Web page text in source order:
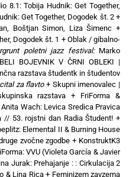
8.1: Tobija Hudnik: Get Together,
Get Together, Dogodek št. 2+
Boštjan Simon, Liza Šimenc +
Dogodek št. 1 + Oblak / gibalno-
poletni jazz festival:Marko
BOJEVNIK V ČRNI OBLEKI |
razstava študentk in študentov
za flavto+ Skupni imenovalec |
razstava + FriForma &
Anita Wach: Levica Sredica Pravica
// 53. rojstni dan Radia Študent! +
Elemental II & Burning House
zvočne zgodbe + KonstruktK3
VVU (Violeta García & Javier
Jurak: Prehajanje : : Cirkulacija 2
& Lina Rica+ Feminizem zavzema